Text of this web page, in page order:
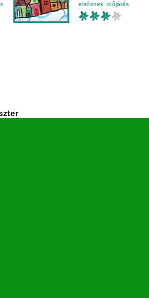
elsősnek időjárás
kicsiknek
környezetismeret